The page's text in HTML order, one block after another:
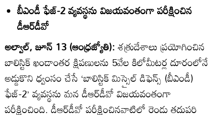
బీఎండీ ఫేజ్‌-2 వ్యవస్థను విజయవంతంగా పరీక్షించిన
డీఆర్‌డీవో
అల్వాల్‌, జూన్‌ 13 (ఆంధ్రజ్యోతి):శత్రుదేశాలు ప్రయోగించిన
బాలిస్టిక్‌ ఖండాంతర క్షిపణులను 5వేల కిలోమీటర్ల దూరంలోనే
అడ్డుకొని ధ్వంసం చేసే ‘బాలిస్టిక్‌ మిస్సైల్‌ డిఫెన్స్‌ (బీఎండీ)
ఫేజ్‌-2’ వ్యవస్థను మన డీఆర్‌డీవో విజయవంతంగా
పరీక్షించింది. డీఆర్‌డీవో పరీక్షించినవాటిలో రెండు తదుపరి